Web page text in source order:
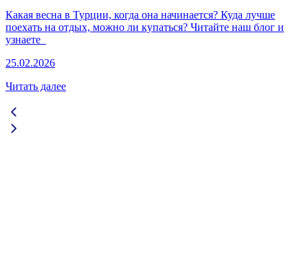
Какая весна в Турции, когда она начинается? Куда лучше
поехать на отдых, можно ли купаться? Читайте наш блог и
узнаете
25.02.2026
Читать далее